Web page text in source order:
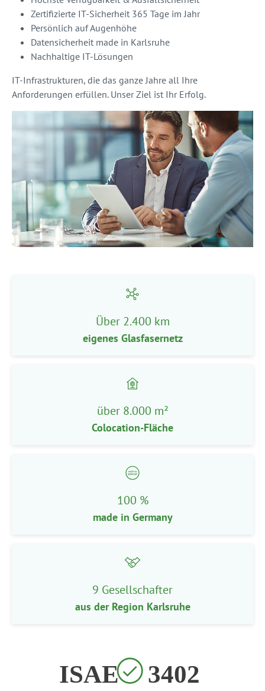
Zertifizierte IT-Sicherheit 365 Tage im Jahr
Persönlich auf Augenhöhe
Datensicherheit made in Karlsruhe
Nachhaltige IT-Lösungen
IT-Infrastrukturen, die das ganze Jahre all Ihre
Anforderungen erfüllen. Unser Ziel ist Ihr Erfolg.
Über 2.400 km
eigenes Glasfasernetz
über 8.000 m²
Colocation-Fläche
100 %
made in Germany
9 Gesellschafter
aus der Region Karlsruhe